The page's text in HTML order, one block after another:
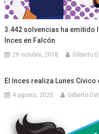
3.442 solvencias ha emitido
Inces en Falcón
29 octubre, 2018 Gilberto
El Inces realiza Lunes
4 agosto, 2025 Gilberto